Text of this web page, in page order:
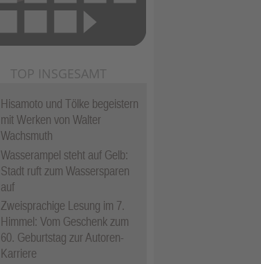
TOP INSGESAMT
Hisamoto und Tölke begeistern
mit Werken von Walter
Wachsmuth
Wasserampel steht auf Gelb:
Stadt ruft zum Wassersparen
auf
Zweisprachige Lesung im 7.
Himmel: Vom Geschenk zum
60. Geburtstag zur Autoren-
Karriere